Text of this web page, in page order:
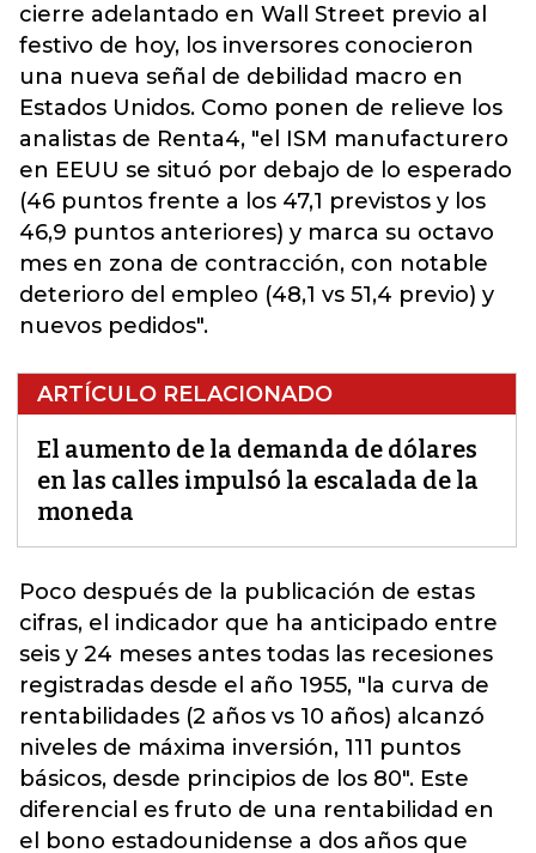
cierre adelantado en Wall Street previo al
festivo de hoy, los inversores conocieron
una nueva señal de debilidad macro en
Estados Unidos. Como ponen de relieve los
analistas de Renta4, "el ISM manufacturero
en EEUU se situó por debajo de lo esperado
(46 puntos frente a los 47,1 previstos y los
46,9 puntos anteriores) y marca su octavo
mes en zona de contracción, con notable
deterioro del empleo (48,1 vs 51,4 previo) y
nuevos pedidos".
ARTÍCULO RELACIONADO
El aumento de la demanda de dólares
en las calles impulsó la escalada de la
moneda
Poco después de la publicación de estas
cifras, e l indicador que ha anticipado entre
seis y 24 meses antes todas las recesiones
registradas desde el año 1955, "la curva de
rentabilidades (2 años vs 10 años) alcanzó
niveles de máxima inversión, 111 puntos
básicos, desde principios de los 80". Este
diferencial es fruto de una rentabilidad en
el bono estadounidense a dos años que